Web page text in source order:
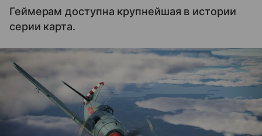
Геймерам доступна крупнейшая в истории
серии карта.